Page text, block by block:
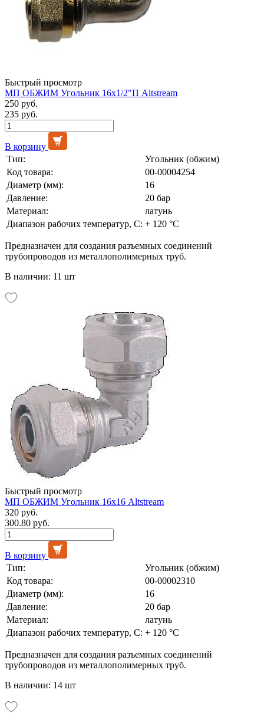
Быстрый просмотр
МП ОБЖИМ Угольник 16х1/2"П Altstream
250 руб.
235 руб.
В корзину
Тип:
Угольник (обжим)
Код товара:
00-00004254
Диаметр (мм):
16
Давление:
20 бар
Материал:
латунь
Диапазон рабочих температур, С: + 120 °С
Предназначен для создания разъемных соединений
трубопроводов из металлополимерных труб.
В наличии: 11 шт
Быстрый просмотр
МП ОБЖИМ Угольник 16х16 Altstream
320 руб.
300.80 руб.
В корзину
Тип:
Угольник (обжим)
Код товара:
00-00002310
Диаметр (мм):
16
Давление:
20 бар
Материал:
латунь
Диапазон рабочих температур, С: + 120 °С
Предназначен для создания разъемных соединений
трубопроводов из металлополимерных труб.
В наличии: 14 шт